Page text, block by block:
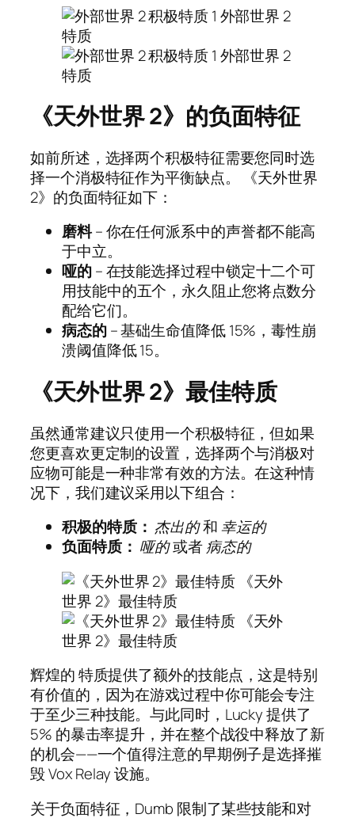
《天外世界 2》的负面特征
如前所述，选择两个积极特征需要您同时选
择一个消极特征作为平衡缺点。 《天外世界
2》的负面特征如下：
磨料– 你在任何派系中的声誉都不能高
于中立。
哑的– 在技能选择过程中锁定十二个可
用技能中的五个，永久阻止您将点数分
配给它们。
病态的– 基础生命值降低 15%，毒性崩
溃阈值降低 15。
《天外世界 2》最佳特质
虽然通常建议只使用一个积极特征，但如果
您更喜欢更定制的设置，选择两个与消极对
应物可能是一种非常有效的方法。在这种情
况下，我们建议采用以下组合：
积极的特质： 杰出的和幸运的
负面特质： 哑的或者病态的
辉煌的特质提供了额外的技能点，这是特别
有价值的，因为在游戏过程中你可能会专注
于至少三种技能。与此同时，Lucky 提供了
5% 的暴击率提升，并在整个战役中释放了新
的机会——一个值得注意的早期例子是选择摧
毁 Vox Relay 设施。
关于负面特征，Dumb 限制了某些技能和对